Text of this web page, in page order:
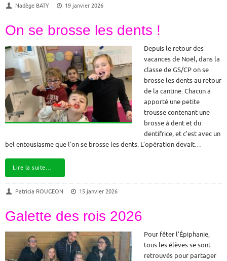
Nadège BATY 19 janvier 2026
On se brosse les dents !
Depuis le retour des
vacances de Noël, dans la
classe de GS/CP on se
brosse les dents au retour
de la cantine. Chacun a
apporté une petite
trousse contenant une
brosse à dent et du
dentifrice, et c’est avec un
bel entousiasme que l’on se brosse les dents. L’opération devait…
Lire la suite…
Patricia ROUGEON 15 janvier 2026
Galette des rois 2026
Pour fêter l’Épiphanie,
tous les élèves se sont
retrouvés pour partager